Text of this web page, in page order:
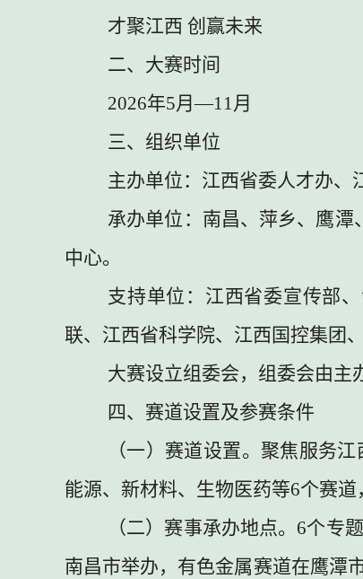
才聚江西 创赢未来
二、大赛时间
2026年5月—11月
三、组织单位
主办单位： 江西省委人才办、
承办单位： 南昌、萍乡、鹰潭
中心。
支持单位： 江西省委宣传部
联、江西省科学院、江西国控集团
大赛设立组委会，组委会由主
四、赛道设置及参赛条件
（一）赛道设置。 聚焦服务江
能源、新材料、生物医药等6个赛道
（二）赛事承办地点。 6个专
南昌市举办，有色金属赛道在鹰潭